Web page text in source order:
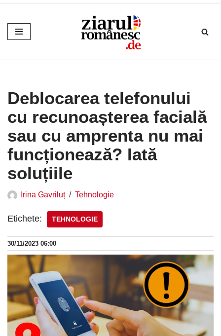
Sari
la
Deblocarea telefonului
cu recunoașterea facială
sau cu amprenta nu mai
funcționează? Iată
soluțiile
Irina Gavriluț Tehnologie
Etichete: TEHNOLOGIE
30/11/2023 06:00